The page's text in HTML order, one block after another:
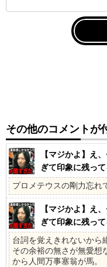
その他のコメントが
【マジかよ】え
ぎて印象に残っ
プロメテウスの剛力忘れ
【マジかよ】え
ぎて印象に残っ
台詞を覚えきれないから
その余裕の無さが無愛想
から人間万事塞翁が馬。